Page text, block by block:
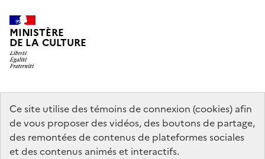
Ce site utilise des témoins de connexion (cookies) afin
de vous proposer des vidéos, des boutons de partage,
des remontées de contenus de plateformes sociales
et des contenus animés et interactifs.
MINISTÈRE
DE LA CULTURE
data.gouv.fr legifrance.gouv.fr
info.gouv.fr
service-public.gouv.fr